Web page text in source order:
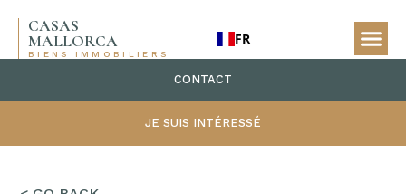
CASAS
MALLORCA
BIENS IMMOBILIERS
FR
CONTACT
JE SUIS INTÉRESSÉ